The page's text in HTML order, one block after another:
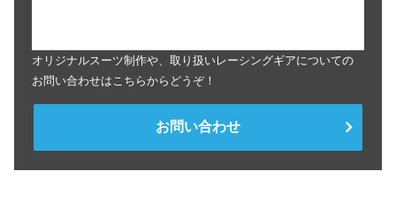
オリジナルスーツ制作や、取り扱いレーシングギアについての
お問い合わせはこちらからどうぞ！
お問い合わせ